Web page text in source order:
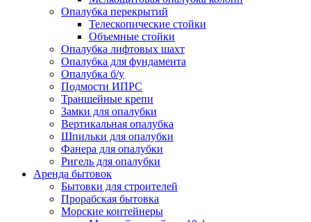
Опалубка перекрытий
Телескопические стойки
Объемные стойки
Опалубка лифтовых шахт
Опалубка для фундамента
Опалубка б/у
Подмости ИПРС
Траншейные крепи
Замки для опалубки
Вертикальная опалубка
Шпильки для опалубки
Фанера для опалубки
Ригель для опалубки
Аренда бытовок
Бытовки для строителей
Прорабская бытовка
Морские контейнеры